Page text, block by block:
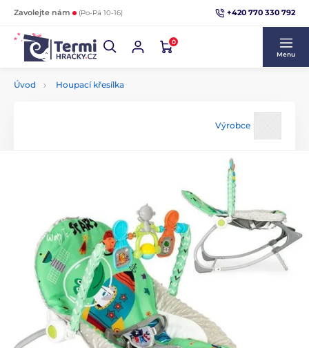
Zavolejte nám (Po-Pá 10-16) +420 770 330 792
0
Menu
Úvod Houpací křesílka
Výrobce